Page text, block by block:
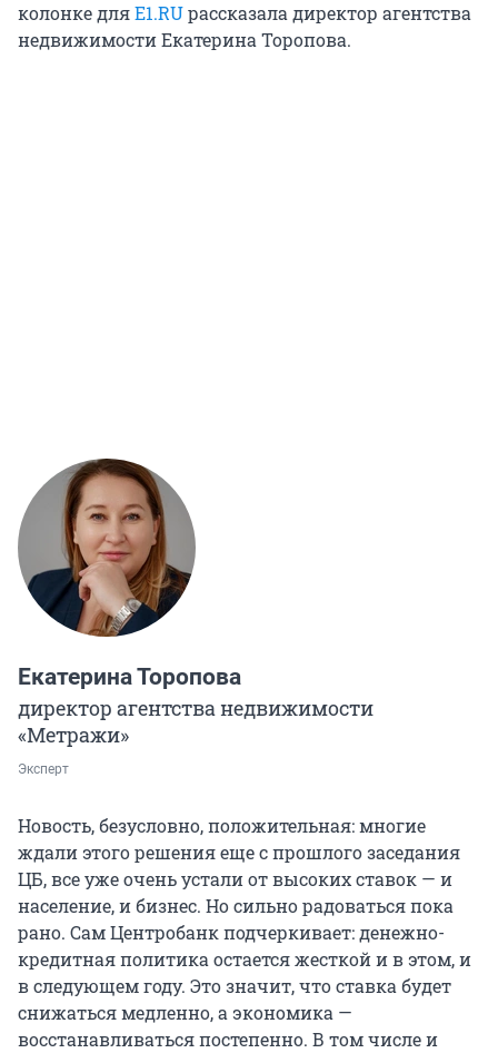
колонке дляE1.RUрассказала директор агентства
недвижимости Екатерина Торопова.
Екатерина Торопова
директор агентства недвижимости
«Метражи»
Эксперт
Новость, безусловно, положительная: многие
ждали этого решения еще с прошлого заседания
ЦБ, все уже очень устали от высоких ставок — и
население, и бизнес. Но сильно радоваться пока
рано. Сам Центробанк подчеркивает: денежно-
кредитная политика остается жесткой и в этом, и
в следующем году. Это значит, что ставка будет
снижаться медленно, а экономика —
восстанавливаться постепенно. В том числе и